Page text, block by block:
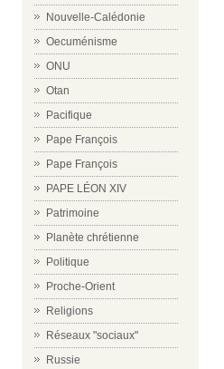
Nouvelle-Calédonie
Oecuménisme
ONU
Otan
Pacifique
Pape François
Pape François
PAPE LÉON XIV
Patrimoine
Planète chrétienne
Politique
Proche-Orient
Religions
Réseaux "sociaux"
Russie